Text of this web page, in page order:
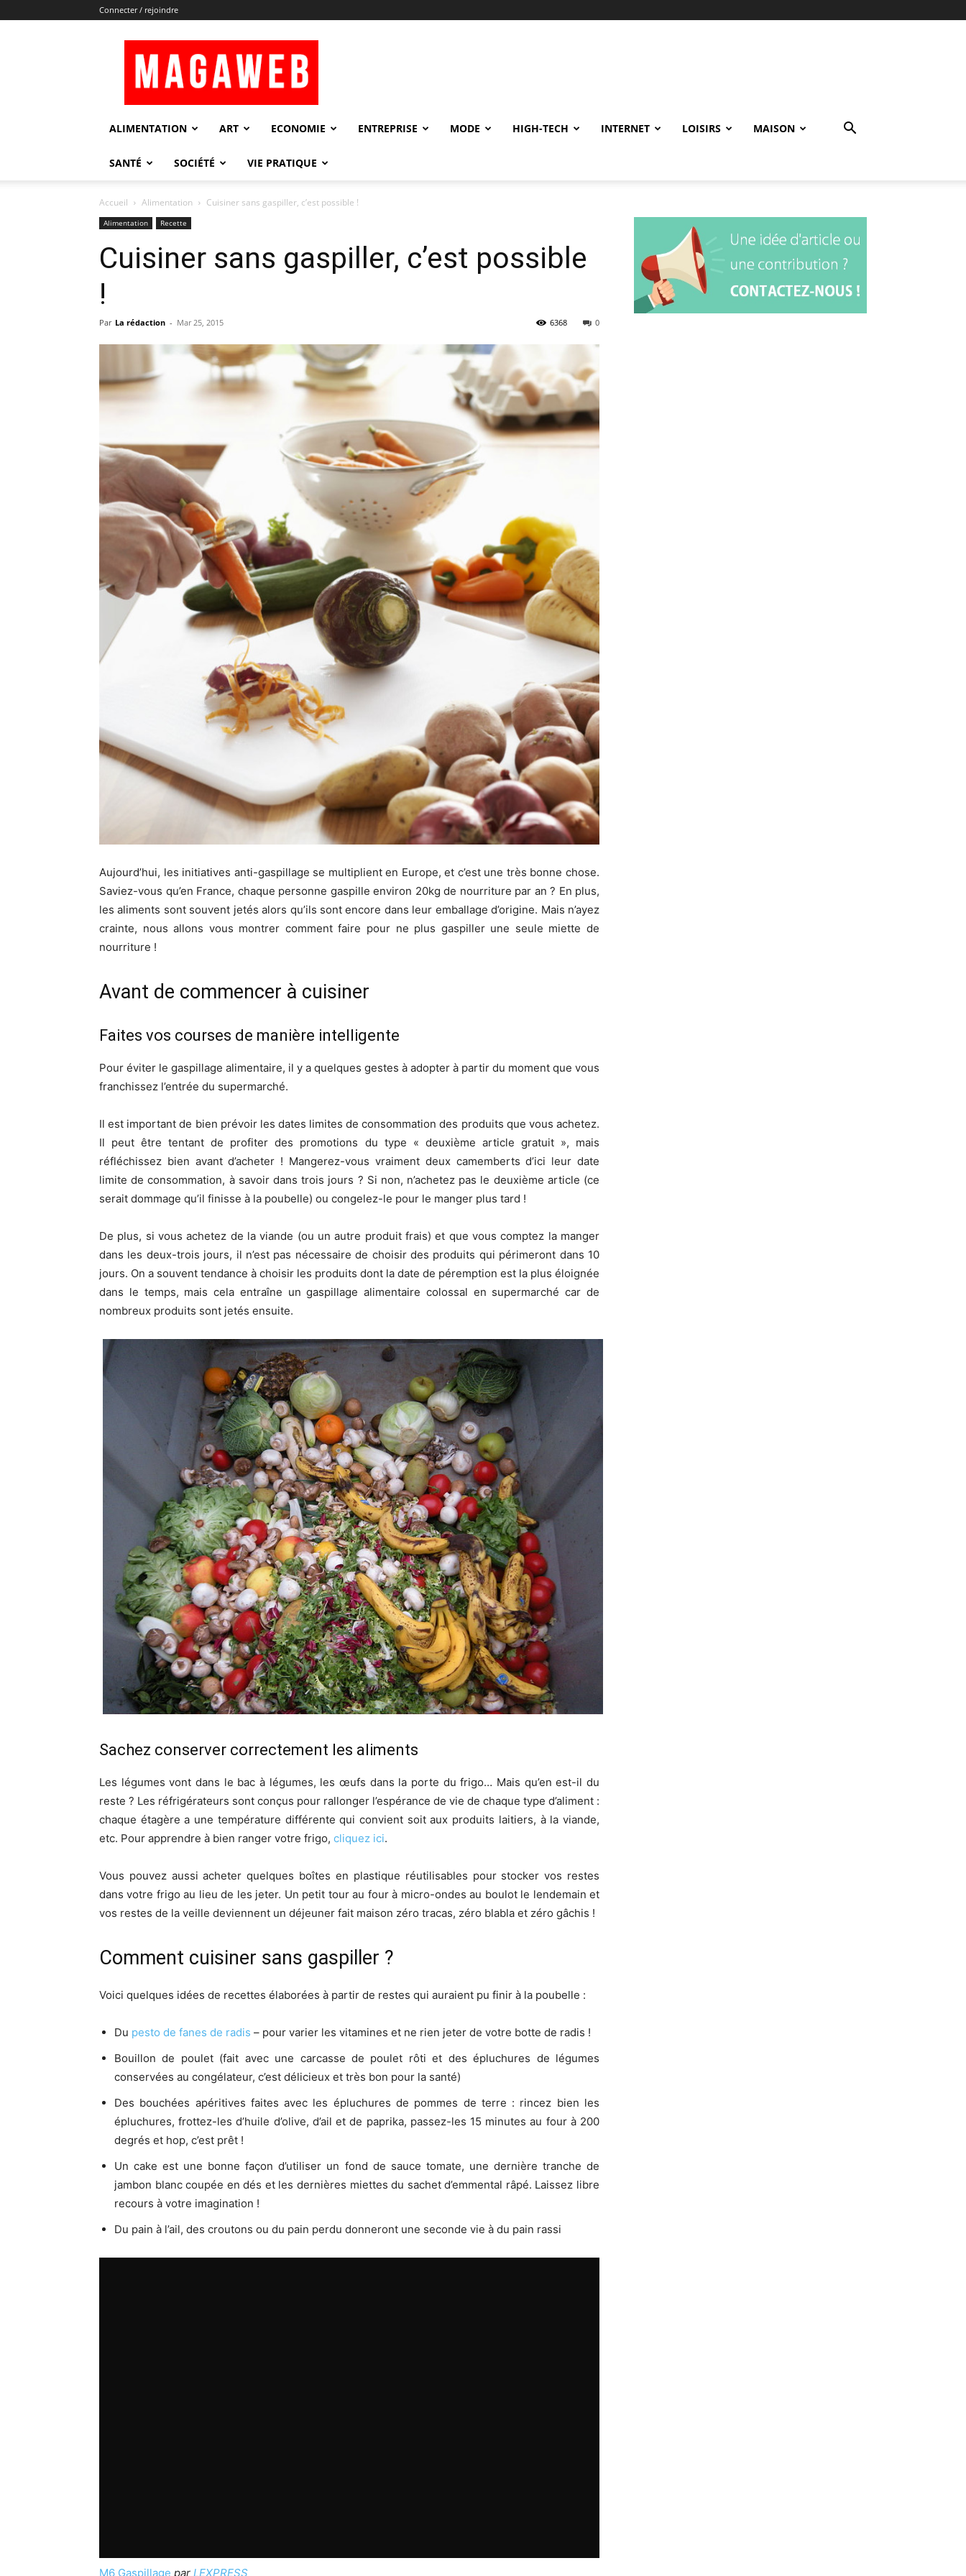
Connecter / rejoindre
ALIMENTATION ART ECONOMIE ENTREPRISE MODE HIGH-TECH INTERNET LOISIRS MAISON
SANTÉ SOCIÉTÉ VIE PRATIQUE
Accueil Alimentation Cuisiner sans gaspiller, c’est possible !
Alimentation Recette
Cuisiner sans gaspiller, c’est possible
!
Par La rédaction - Mar 25, 2015 0
6368
Aujourd’hui, les initiatives anti-gaspillage se multiplient en Europe, et c’est une très bonne chose.
Saviez-vous qu’en France, chaque personne gaspille environ 20kg de nourriture par an ? En plus,
les aliments sont souvent jetés alors qu’ils sont encore dans leur emballage d’origine. Mais n’ayez
crainte, nous allons vous montrer comment faire pour ne plus gaspiller une seule miette de
nourriture !
Avant de commencer à cuisiner
Faites vos courses de manière intelligente
Pour éviter le gaspillage alimentaire, il y a quelques gestes à adopter à partir du moment que vous
franchissez l’entrée du supermarché.
Il est important de bien prévoir les dates limites de consommation des produits que vous achetez.
Il peut être tentant de profiter des promotions du type « deuxième article gratuit », mais
réfléchissez bien avant d’acheter ! Mangerez-vous vraiment deux camemberts d’ici leur date
limite de consommation, à savoir dans trois jours ? Si non, n’achetez pas le deuxième article (ce
serait dommage qu’il finisse à la poubelle) ou congelez-le pour le manger plus tard !
De plus, si vous achetez de la viande (ou un autre produit frais) et que vous comptez la manger
dans les deux-trois jours, il n’est pas nécessaire de choisir des produits qui périmeront dans 10
jours. On a souvent tendance à choisir les produits dont la date de péremption est la plus éloignée
dans le temps, mais cela entraîne un gaspillage alimentaire colossal en supermarché car de
nombreux produits sont jetés ensuite.
Sachez conserver correctement les aliments
Les légumes vont dans le bac à légumes, les œufs dans la porte du frigo… Mais qu’en est-il du
reste ? Les réfrigérateurs sont conçus pour rallonger l’espérance de vie de chaque type d’aliment :
chaque étagère a une température différente qui convient soit aux produits laitiers, à la viande,
etc. Pour apprendre à bien ranger votre frigo, cliquez ici.
Vous pouvez aussi acheter quelques boîtes en plastique réutilisables pour stocker vos restes
dans votre frigo au lieu de les jeter. Un petit tour au four à micro-ondes au boulot le lendemain et
vos restes de la veille deviennent un déjeuner fait maison zéro tracas, zéro blabla et zéro gâchis !
Comment cuisiner sans gaspiller ?
Voici quelques idées de recettes élaborées à partir de restes qui auraient pu finir à la poubelle :
Du pesto de fanes de radis – pour varier les vitamines et ne rien jeter de votre botte de radis !
Bouillon de poulet (fait avec une carcasse de poulet rôti et des épluchures de légumes
conservées au congélateur, c’est délicieux et très bon pour la santé)
Des bouchées apéritives faites avec les épluchures de pommes de terre : rincez bien les
épluchures, frottez-les d’huile d’olive, d’ail et de paprika, passez-les 15 minutes au four à 200
degrés et hop, c’est prêt !
Un cake est une bonne façon d’utiliser un fond de sauce tomate, une dernière tranche de
jambon blanc coupée en dés et les dernières miettes du sachet d’emmental râpé. Laissez libre
recours à votre imagination !
Du pain à l’ail, des croutons ou du pain perdu donneront une seconde vie à du pain rassi
M6 Gaspillage par LEXPRESS